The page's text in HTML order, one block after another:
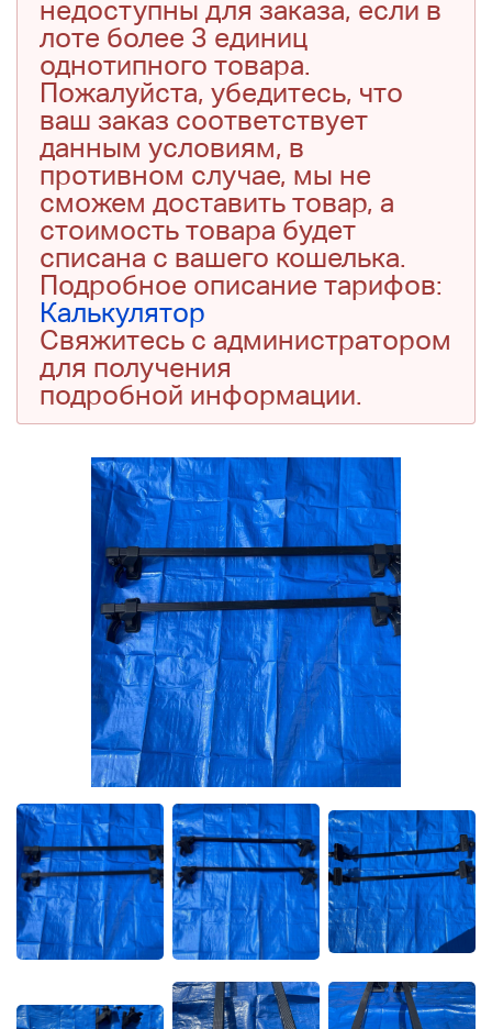
недоступны для заказа, если в
лоте более 3 единиц
однотипного товара.
Пожалуйста, убедитесь, что
ваш заказ соответствует
данным условиям, в
противном случае, мы не
сможем доставить товар, а
стоимость товара будет
списана с вашего кошелька.
Подробное описание тарифов:
Калькулятор
Свяжитесь с администратором
для получения
подробной информации.